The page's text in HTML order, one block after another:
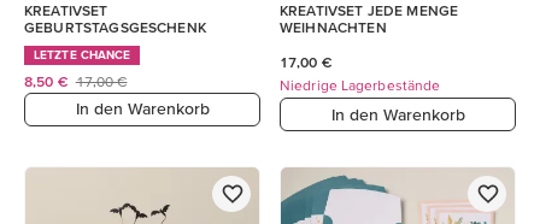
KREATIVSET
GEBURTSTAGSGESCHENK
LETZTE CHANCE
8,50 € 17,00 €
In den Warenkorb
KREATIVSET JEDE MENGE
WEIHNACHTEN
17,00 €
Niedrige Lagerbestände
In den Warenkorb